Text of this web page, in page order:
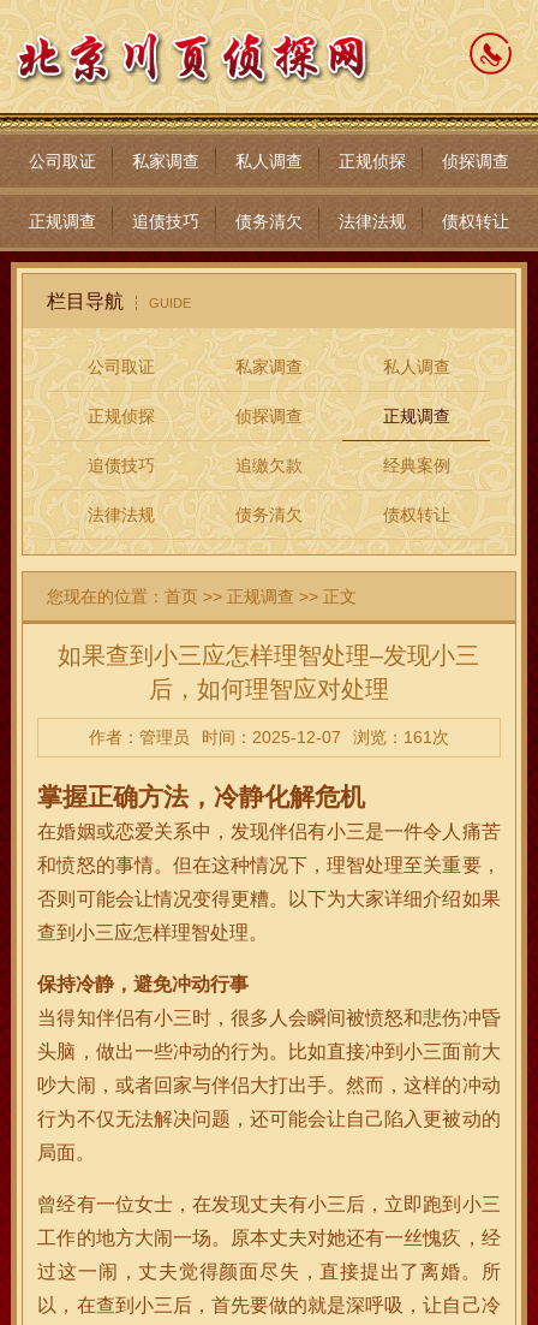
公司取证 私家调查 私人调查 正规侦探 侦探调查
正规调查 追债技巧 债务清欠 法律法规 债权转让
栏目导航 GUIDE
公司取证 私家调查 私人调查
正规侦探 侦探调查 正规调查
追债技巧 追缴欠款 经典案例
法律法规 债务清欠 债权转让
您现在的位置：首页 >> 正规调查 >> 正文
如果查到小三应怎样理智处理–发现小三
后，如何理智应对处理
作者：管理员 时间：2025-12-07 浏览：161次
掌握正确方法，冷静化解危机
在婚姻或恋爱关系中，发现伴侣有小三是一件令人痛苦
和愤怒的事情。但在这种情况下，理智处理至关重要，
否则可能会让情况变得更糟。以下为大家详细介绍如果
查到小三应怎样理智处理。
保持冷静，避免冲动行事
当得知伴侣有小三时，很多人会瞬间被愤怒和悲伤冲昏
头脑，做出一些冲动的行为。比如直接冲到小三面前大
吵大闹，或者回家与伴侣大打出手。然而，这样的冲动
行为不仅无法解决问题，还可能会让自己陷入更被动的
局面。
曾经有一位女士，在发现丈夫有小三后，立即跑到小三
工作的地方大闹一场。原本丈夫对她还有一丝愧疚，经
过这一闹，丈夫觉得颜面尽失，直接提出了离婚。所
以，在查到小三后，首先要做的就是深呼吸，让自己冷